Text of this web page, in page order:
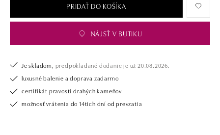
PRIDAŤ DO KOŠÍKA
NÁJSŤ V BUTIKU
Je skladom, predpokladané dodanie je už 20.08.2026.
luxusné balenie a doprava zadarmo
certifikát pravosti drahých kameňov
možnosť vrátenia do 14tich dní od prevzatia